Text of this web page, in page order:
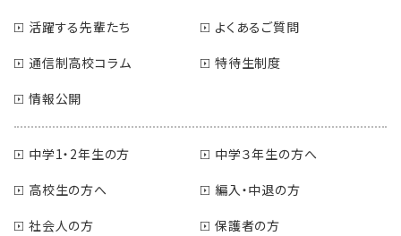
活躍する先輩たち
よくあるご質問
通信制高校コラム
特待生制度
情報公開
中学1・2年生の方
中学３年生の方へ
高校生の方へ
編入・中退の方
社会人の方
保護者の方